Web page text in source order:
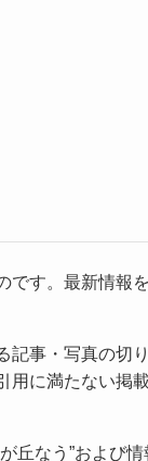
です。最新情報
記事・写真の切
用に満たない掲
丘なう”および